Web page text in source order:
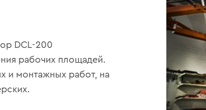
DCL-200
рабочих площадей.
и монтажных работ, на